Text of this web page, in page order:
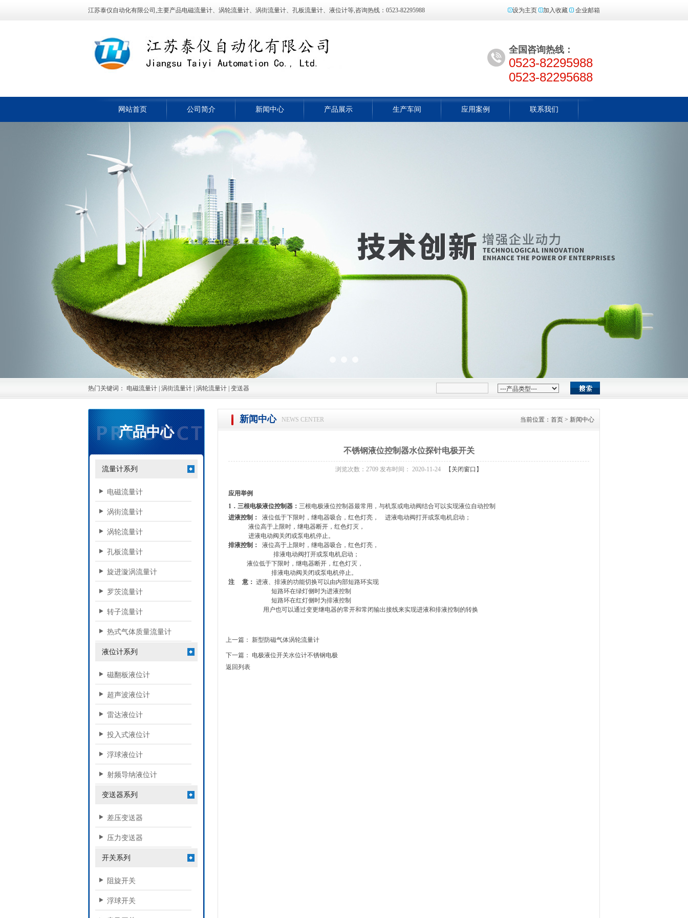
江苏泰仪自动化有限公司,主要产品电磁流量计、涡轮流量计、涡街流量计、孔板流量计、液位计等,咨询热线：0523-82295988 设为主页 加入收藏 企业邮箱
全国咨询热线：
0523-82295988
0523-82295688
网站首页 公司简介 新闻中心 产品展示 生产车间 应用案例 联系我们
热门关键词： 电磁流量计 涡街流量计 涡轮流量计 变送器
产品中心
流量计系列
电磁流量计
涡街流量计
涡轮流量计
孔板流量计
旋进漩涡流量计
罗茨流量计
转子流量计
热式气体质量流量计
液位计系列
磁翻板液位计
超声波液位计
雷达液位计
投入式液位计
浮球液位计
射频导纳液位计
变送器系列
差压变送器
压力变送器
开关系列
阻旋开关
浮球开关
新闻中心 NEWS CENTER 当前位置： 首页 > 新闻中心
不锈钢液位控制器水位探针电极开关
浏览次数：2709 发布时间： 2020-11-24 【关闭窗口】
应用举例
1 ．三根电极液位控制器： 三根电极液位控制器最常用，与机泵或电动阀结合可以实现液位自动控制
进液控制：
液位低于下限时，继电器吸合，红色灯亮，
进液电动阀打开或泵电机启动；
液位高于上限时，继电器断开，红色灯灭，
进液电动阀关闭或泵电机停止。
排液控制：
液位高于上限时，继电器吸合，红色灯亮，
排液电动阀打开或泵电机启动；
液位低于下限时，继电器断开，红色灯灭，
排液电动阀关闭或泵电机停止。
注
意： 进液、排液的功能切换可以由内部短路环实现
短路环在绿灯侧时为进液控制
短路环在红灯侧时为排液控制
用户也可以通过变更继电器的常开和常闭输出接线来实现进液和排液控制的转换
上一篇： 新型防磁气体涡轮流量计
下一篇： 电极液位开关水位计不锈钢电极
返回列表